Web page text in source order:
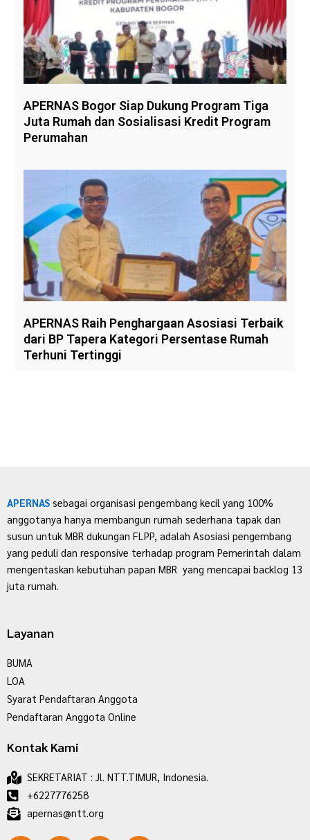
APERNAS Bogor Siap Dukung Program Tiga
Juta Rumah dan Sosialisasi Kredit Program
Perumahan
APERNAS Raih Penghargaan Asosiasi Terbaik
dari BP Tapera Kategori Persentase Rumah
Terhuni Tertinggi
APERNAS sebagai organisasi pengembang kecil yang 100%
anggotanya hanya membangun rumah sederhana tapak dan
susun untuk MBR dukungan FLPP, adalah Asosiasi pengembang
yang peduli dan responsive terhadap program Pemerintah dalam
mengentaskan kebutuhan papan MBR yang mencapai backlog 13
juta rumah.
Layanan
BUMA
LOA
Syarat Pendaftaran Anggota
Pendaftaran Anggota Online
Kontak Kami
SEKRETARIAT : Jl. NTT.TIMUR, Indonesia.
+6227776258
apernas@ntt.org